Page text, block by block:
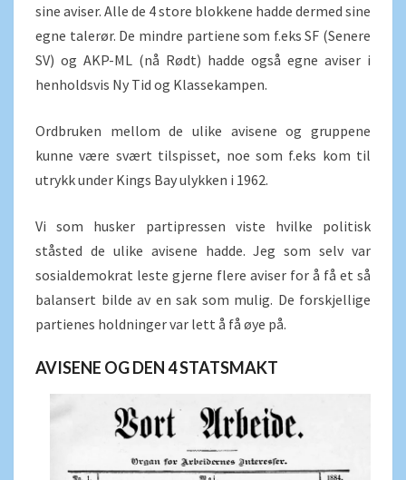
sine aviser. Alle de 4 store blokkene hadde dermed sine
egne talerør. De mindre partiene som f.eks SF (Senere
SV) og AKP-ML (nå Rødt) hadde også egne aviser i
henholdsvis Ny Tid og Klassekampen.
Ordbruken mellom de ulike avisene og gruppene
kunne være svært tilspisset, noe som f.eks kom til
utrykk under Kings Bay ulykken i 1962.
Vi som husker partipressen viste hvilke politisk
ståsted de ulike avisene hadde. Jeg som selv var
sosialdemokrat leste gjerne flere aviser for å få et så
balansert bilde av en sak som mulig. De forskjellige
partienes holdninger var lett å få øye på.
AVISENE OG DEN 4 STATSMAKT